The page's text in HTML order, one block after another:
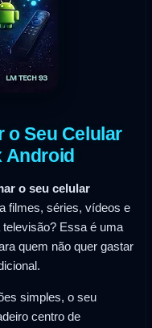
o Seu Celular
Android
o seu celular
filmes, séries, vídeos e
Essa é uma
quem não quer gastar
simples, o seu
centro de